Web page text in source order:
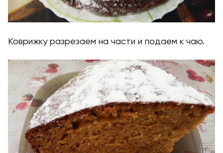
Коврижку разрезаем на части и подаем к чаю.